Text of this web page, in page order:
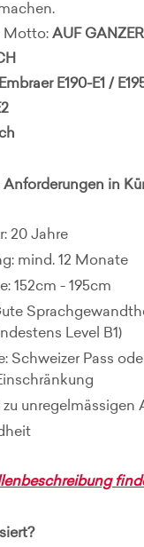
Motto: AUF
Embraer E190-E1 /
in
20 Jahre
mind. 12 Monate
152cm - 195cm
Level B1)
Schweizer Pass
zu unregelmässigen